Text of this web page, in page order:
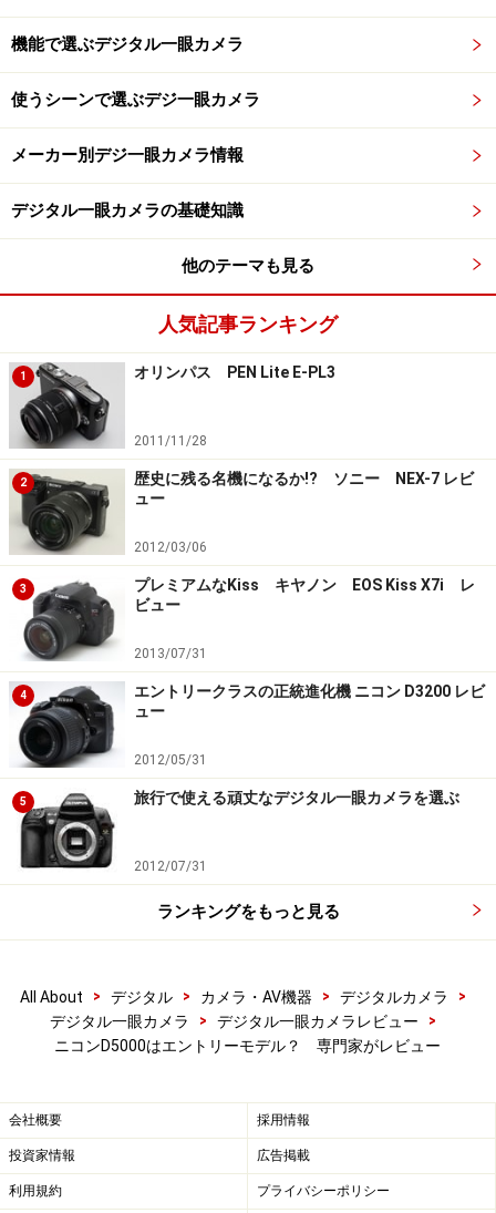
前述の動画撮影は1280×720ピクセル以外に640×424ピク
セル、320×216ピクセルが洗濯できる。どれも24fpsでの
撮影となる。また、動画撮影時にはオートフォーカスは
使用できない。
規格はMotion JPEGでの撮影、マニュアル設定不可とい
うこともあり、基本的には「動画も撮れる」というレベ
ではないというのが正直なところだろう。
もちろん、動画撮影時にも液晶ディスプレイを展開して
撮影することができる。ローアングルでペットや子供の
視線にあわせて撮影することも容易だ。
画質は良好で、現在のデジタル一眼カメラの主戦場であ
る1200万画素クラスのAPS-C搭載機として充分に中級機
とも戦えるレベルにある。
エントリークラスとしては巨大なボディ
が……
その一方で、本体重量は560グラムとエントリークラス
としてはかなりの重量級だ。D60は495グラム、EOS Kiss
X3は480グラム、α230は450グラムとなっている。大き
さ自体も中級機と見紛うかという大きさだ。
組み合わせるレンズにもよるが、やや女性に勧めるには
厳しいかなぁ……といったところだ。
ただ、D5000はサイズ的にも中級機レベルだが、機能的
枚/秒（D60は3枚/秒、D90で4.5枚/秒）。フォーカスポ
イントは11点だ（D60が3点、D90が11点）。
ファインダーは倍率、視野率ともにごく普通。
唯一、ファインダー倍率がD60の0.80倍から0.78倍にな
機能で選ぶデジタル一眼カメラ
使うシーンで選ぶデジ一眼カメラ
メーカー別デジ一眼カメラ情報
デジタル一眼カメラの基礎知識
他のテーマも見る
人気記事ランキング
1 オリンパス PEN Lite E-PL3
2011/11/28
2
歴史に残る名機になるか!? ソニー NEX-7 レビ
ュー
2012/03/06
3
プレミアムなKiss キヤノン EOS Kiss X7i レ
ビュー
2013/07/31
4
エントリークラスの正統進化機 ニコン D3200 レビ
ュー
2012/05/31
5 旅行で使える頑丈なデジタル一眼カメラを選ぶ
2012/07/31
ランキングをもっと見る
All About > デジタル > カメラ・AV機器 > デジタルカメラ
>
デジタル一眼カメラ
> デジタル一眼カメラレビュー
>
ニコンD5000はエントリーモデル？ 専門家がレビュー
会社概要 採用情報
投資家情報 広告掲載
利用規約 プライバシーポリシー